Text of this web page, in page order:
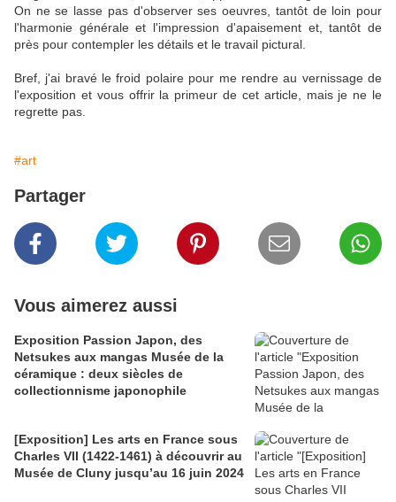
On ne se lasse pas d'observer ses oeuvres, tantôt de loin pour
l'harmonie générale et l'impression d'apaisement et, tantôt de
près pour contempler les détails et le travail pictural.
Bref, j'ai bravé le froid polaire pour me rendre au vernissage de
l'exposition et vous offrir la primeur de cet article, mais je ne le
regrette pas.
#art
Partager
Vous aimerez aussi
Exposition Passion Japon, des
Netsukes aux mangas Musée de la
céramique : deux siècles de
collectionnisme japonophile
[Exposition] Les arts en France sous
Charles VII (1422-1461) à découvrir au
Musée de Cluny jusqu’au 16 juin 2024